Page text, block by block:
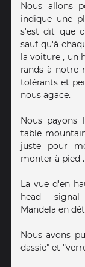
Nous allons
indique une
s'est dit que
sauf qu'à
la voiture , un
rands à notre
tolérants et
nous agace.
Nous payons
table
juste pour
monter à pied .
La vue d'en
head - signal
Mandela en
Nous avons
dassie" et